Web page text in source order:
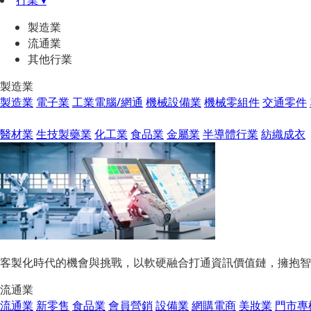
製造業
流通業
其他行業
製造業
製造業 電子業 工業電腦/網通 機械設備業 機械零組件交通零件
醫材業 生技製藥業 化工業 食品業 金屬業 半導體行業 紡織成衣
客製化時代的機會與挑戰，以軟硬融合打通資訊價值鏈，擁抱智
流通業
流通業 新零售 食品業 會員營銷設備業 網購電商 美妝業 門市